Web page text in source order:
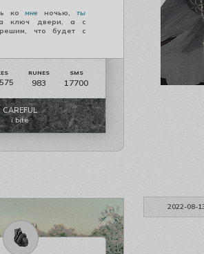
комне ночью,ты
ключ двери, а с
решим, что будет с
983 17700
CAREFUL
i bite
2022-08-